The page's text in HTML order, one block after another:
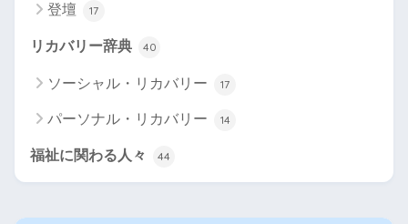
登壇 17
リカバリー辞典 40
ソーシャル・リカバリー 17
パーソナル・リカバリー 14
福祉に関わる人々 44